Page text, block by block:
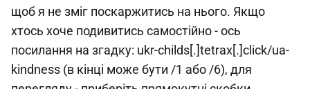
щоб я не зміг поскаржитись на нього. Якщо
хтось хоче подивитись самостійно - ось
посилання на згадку: ukr-childs[.]tetrax[.]click/ua-
kindness (в кінці може бути /1 або /6), для